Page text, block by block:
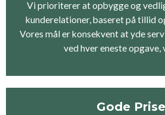
Vi prioriterer at opbygge og
kunderelationer, baseret på tillid
Vores mål er konsekvent at yde
ved hver eneste opgave,
Gode